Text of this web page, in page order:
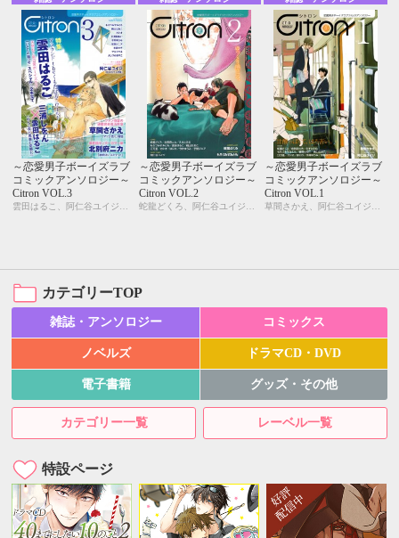
～恋愛男子ボーイズラブ
コミックアンソロジー～
Citron VOL.3
～恋愛男子ボーイズラブ
コミックアンソロジー～
Citron VOL.2
～恋愛男子ボーイズラブ
コミックアンソロジー～
Citron VOL.1
カテゴリーTOP
雑誌・アンソロジー コミックス
ノベルズ ドラマCD・DVD
電子書籍 グッズ・その他
カテゴリー一覧 レーベル一覧
特設ページ